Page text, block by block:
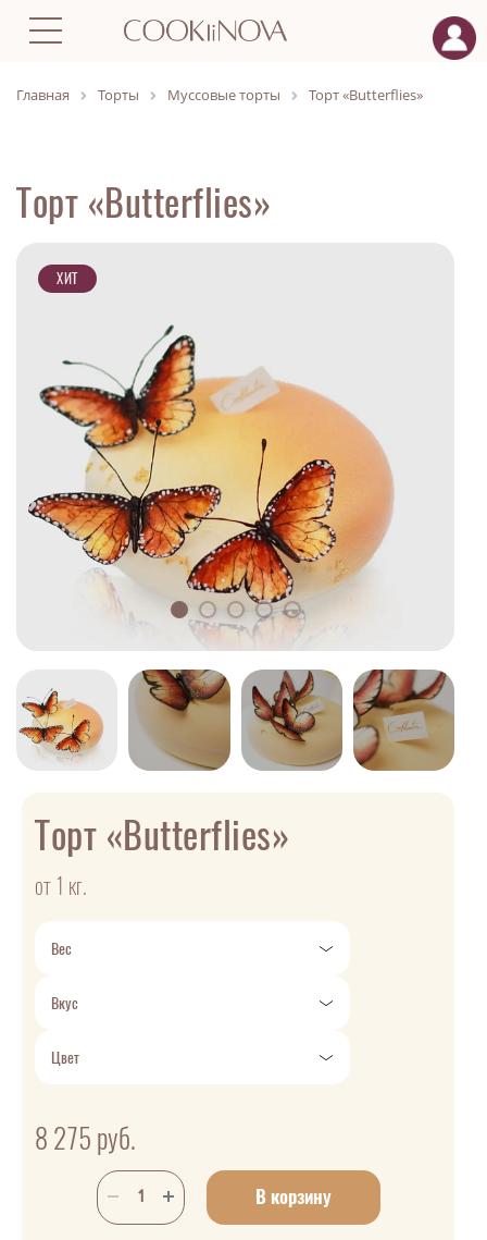
Главная Торты Муссовые торты Торт «Butterflies»
Торт «Butterflies»
ХИТ
Торт «Butterflies»
от 1 кг.
Вес
Вкус
Цвет
8 275 руб.
В корзину